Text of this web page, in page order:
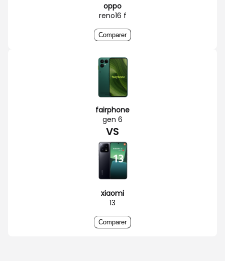
oppo
reno16 f
Comparer
fairphone
gen 6
VS
xiaomi
13
Comparer